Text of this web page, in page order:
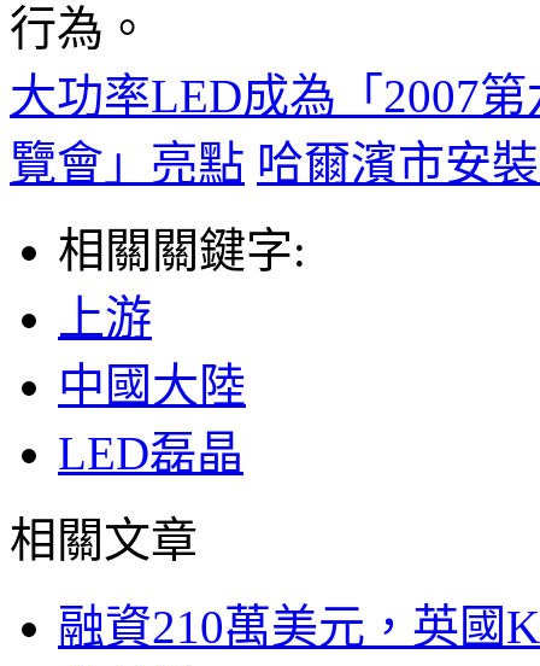
行為。
大功率LED成為「2007
覽會」亮點 哈爾濱市安
相關關鍵字:
上游
中國大陸
LED磊晶
相關文章
融資210萬美元，英國